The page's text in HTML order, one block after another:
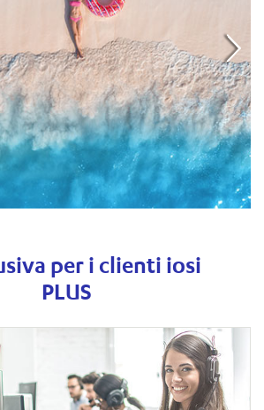
per i clienti iosi
PLUS